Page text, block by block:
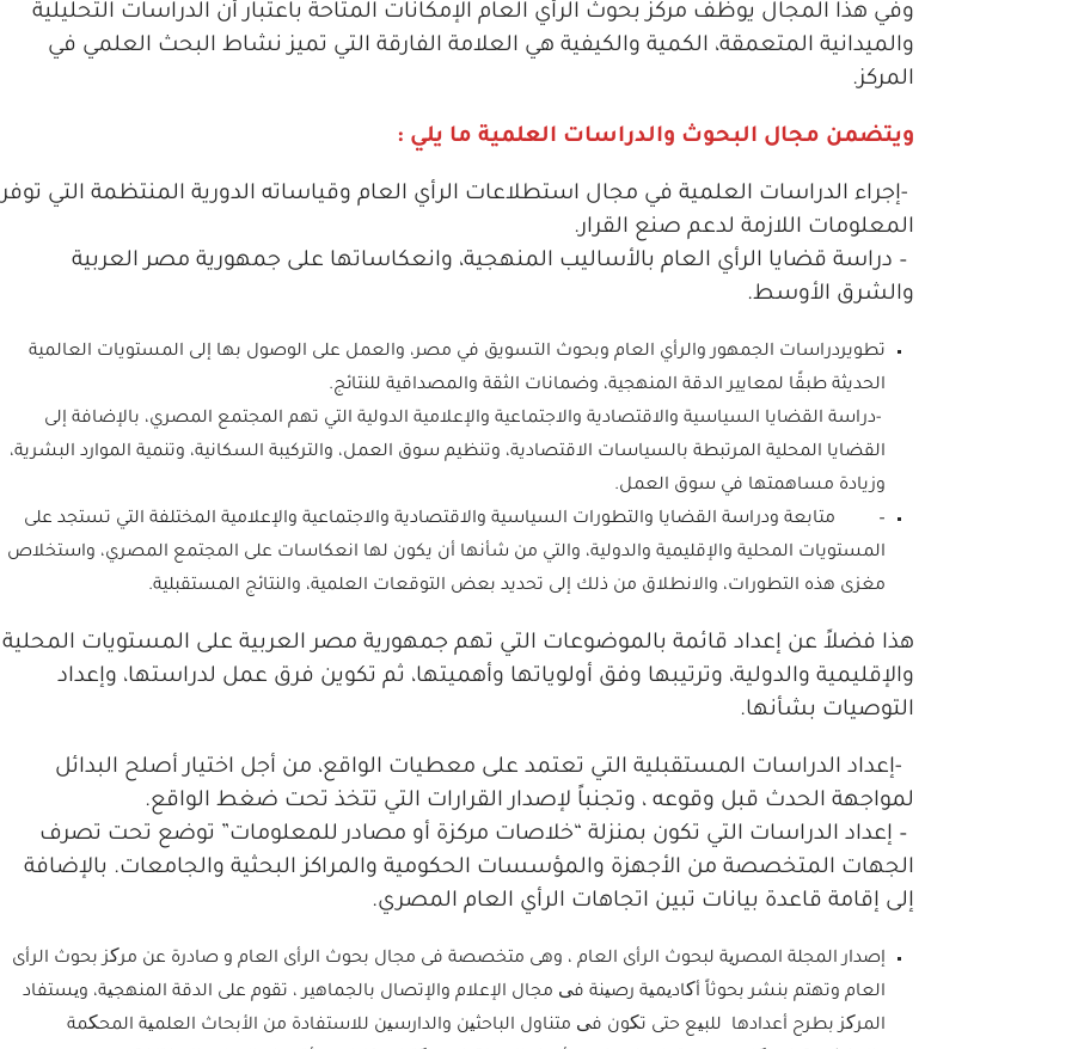
وفي هذا المجال يوظف مركز بحوث الرأي العام الإمكانات المتاحة باعتبار أن الدراسات التحليلية
والميدانية المتعمقة، الكمية والكيفية هي العلامة الفارقة التي تميز نشاط البحث العلمي في
المركز.
ويتضمن مجال البحوث والدراسات العلمية ما يلي :
-إجراء الدراسات العلمية في مجال استطلاعات الرأي العام وقياساته الدورية المنتظمة التي توفر
المعلومات اللازمة لدعم صنع القرار.
– دراسة قضايا الرأي العام بالأساليب المنهجية، وانعكاساتها على جمهورية مصر العربية
والشرق الأوسط.
تطويردراسات الجمهور والرأي العام وبحوث التسويق في مصر، والعمل على الوصول بها إلى المستويات العالمية
الحديثة طبقًا لمعايير الدقة المنهجية، وضمانات الثقة والمصداقية للنتائج.
-دراسة القضايا السياسية والاقتصادية والاجتماعية والإعلامية الدولية التي تهم المجتمع المصري، بالإضافة إلى
القضايا المحلية المرتبطة بالسياسات الاقتصادية، وتنظيم سوق العمل، والتركيبة السكانية، وتنمية الموارد البشرية،
وزيادة مساهمتها في سوق العمل.
– متابعة ودراسة القضايا والتطورات السياسية والاقتصادية والاجتماعية والإعلامية المختلفة التي تستجد على
المستويات المحلية والإقليمية والدولية، والتي من شأنها أن يكون لها انعكاسات على المجتمع المصري، واستخلاص
مغزى هذه التطورات، والانطلاق من ذلك إلى تحديد بعض التوقعات العلمية، والنتائج المستقبلية.
هذا فضلاً عن إعداد قائمة بالموضوعات التي تهم جمهورية مصر العربية على المستويات المحلية
والإقليمية والدولية، وترتيبها وفق أولوياتها وأهميتها، ثم تكوين فرق عمل لدراستها، وإعداد
التوصيات بشأنها.
-إعداد الدراسات المستقبلية التي تعتمد على معطيات الواقع، من أجل اختيار أصلح البدائل
لمواجهة الحدث قبل وقوعه ، وتجنباً لإصدار القرارات التي تتخذ تحت ضغط الواقع.
– إعداد الدراسات التي تكون بمنزلة “خلاصات مركزة أو مصادر للمعلومات” توضع تحت تصرف
الجهات المتخصصة من الأجهزة والمؤسسات الحكومية والمراكز البحثية والجامعات. بالإضافة
إلى إقامة قاعدة بيانات تبين اتجاهات الرأي العام المصري.
إصدار المجلة المصریة لبحوث الرأى العام ، وهى متخصصة فى مجال بحوث الرأى العام و صادرة عن مرکز بحوث الرأى
العام وتهتم بنشر بحوثاً أکادیمیة رصینة فی مجال الإعلام والإتصال بالجماهير ، تقوم على الدقة المنهجیة، ویستفاد
المرکز بطرح أعدادها للبیع حتى تکون فی متناول الباحثین والدارسین للاستفادة من الأبحاث العلمیة المحکمة